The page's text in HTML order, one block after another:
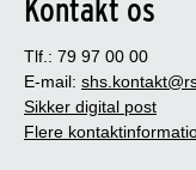
Kontakt os
Tlf.: 79 97 00 00
E-mail:
Sikker digital post
Flere